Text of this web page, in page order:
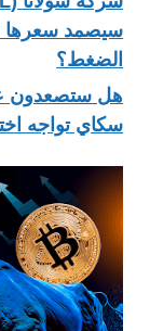
الضغط؟
هل ستصعدون
سكاي تواجه